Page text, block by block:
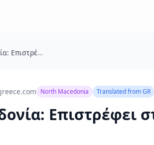
Βόρεια Μακεδονία: Επιστρέφει στη Eurovision το 2027;
North Macedonia Translated fromGR
Επιστρέφει